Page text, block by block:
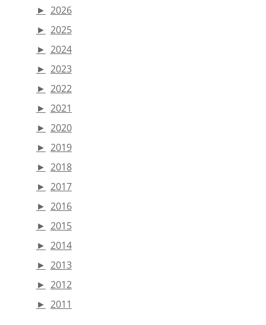
► 2026
► 2025
► 2024
► 2023
► 2022
► 2021
► 2020
► 2019
► 2018
► 2017
► 2016
► 2015
► 2014
► 2013
► 2012
► 2011